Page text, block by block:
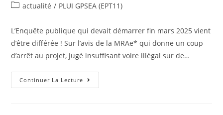
actualité / PLUI GPSEA (EPT11)
L’Enquête publique qui devait démarrer fin mars 2025 vient
d’être différée ! Sur l’avis de la MRAe* qui donne un coup
d’arrêt au projet, jugé insuffisant voire illégal sur de…
Continuer La Lecture